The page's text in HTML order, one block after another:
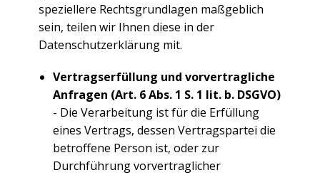
speziellere Rechtsgrundlagen maßgeblich
sein, teilen wir Ihnen diese in der
Datenschutzerklärung mit.
Vertragserfüllung und vorvertragliche
Anfragen (Art. 6 Abs. 1 S. 1 lit. b. DSGVO)
- Die Verarbeitung ist für die Erfüllung
eines Vertrags, dessen Vertragspartei die
betroffene Person ist, oder zur
Durchführung vorvertraglicher